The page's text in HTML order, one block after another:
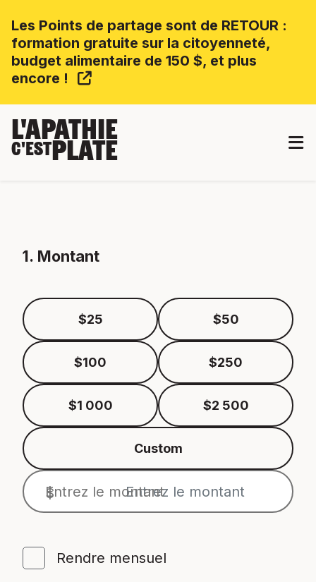
Les Points de partage sont de RETOUR :
formation gratuite sur la citoyenneté,
budget alimentaire de 150 $, et plus
encore !
L'APATHIE
C'ESTPLATE
1. Montant
$25 $50
$100 $250
$1 000 $2 500
Custom
Entrez le montant
$
Rendre mensuel